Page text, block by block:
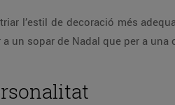
l’estil de decoració més
sopar de Nadal que per a una